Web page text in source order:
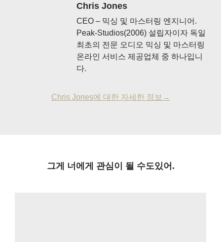
Chris Jones
CEO – 믹싱 및 마스터링 엔지니어.
Peak-Studios(2006) 설립자이자 독일
최초의 전문 오디오 믹싱 및 마스터링
온라인 서비스 제공업체 중 하나입니
다.
Chris Jones에 대한 자세한 정보→
그게 너에게 관심이 될 수도있어.